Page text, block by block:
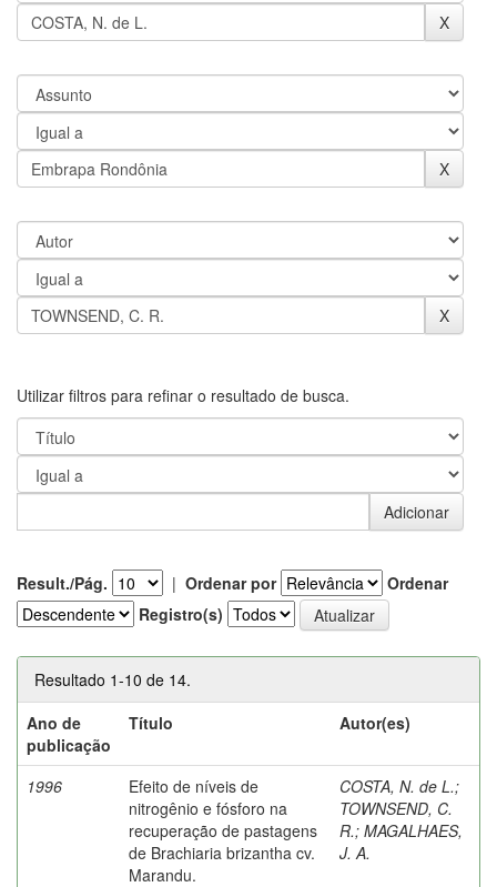
Utilizar filtros para refinar o resultado de busca.
Result./Pág. | Ordenar por
Ordenar
Registro(s)
Resultado 1-10 de 14.
Ano de
publicação
Título Autor(es)
1996
Efeito de níveis de
nitrogênio e fósforo na
recuperação de pastagens
de Brachiaria brizantha cv.
Marandu.
COSTA, N. de L.;
TOWNSEND, C.
R.; MAGALHAES,
J. A.